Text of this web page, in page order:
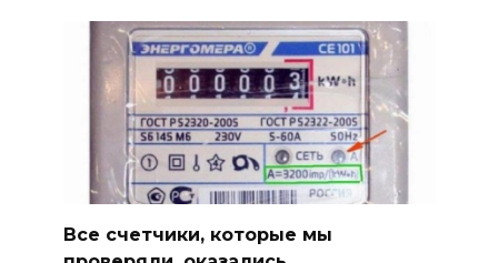
Все счетчики, которые мы